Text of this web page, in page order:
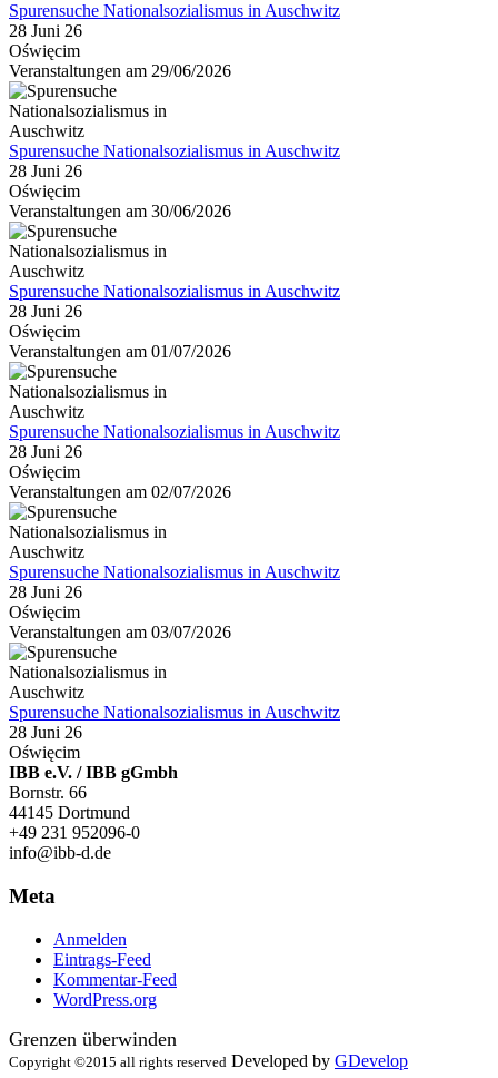
Spurensuche Nationalsozialismus in Auschwitz
28 Juni 26
Oświęcim
Veranstaltungen am 29/06/2026
Spurensuche Nationalsozialismus in Auschwitz
28 Juni 26
Oświęcim
Veranstaltungen am 30/06/2026
Spurensuche Nationalsozialismus in Auschwitz
28 Juni 26
Oświęcim
Veranstaltungen am 01/07/2026
Spurensuche Nationalsozialismus in Auschwitz
28 Juni 26
Oświęcim
Veranstaltungen am 02/07/2026
Spurensuche Nationalsozialismus in Auschwitz
28 Juni 26
Oświęcim
Veranstaltungen am 03/07/2026
Spurensuche Nationalsozialismus in Auschwitz
28 Juni 26
Oświęcim
IBB e.V. / IBB gGmbh
Bornstr. 66
44145 Dortmund
+49 231 952096-0
info@ibb-d.de
Meta
Anmelden
Eintrags-Feed
Kommentar-Feed
WordPress.org
Grenzen überwinden
Copyright ©2015 all rights reserved Developed by GDevelop